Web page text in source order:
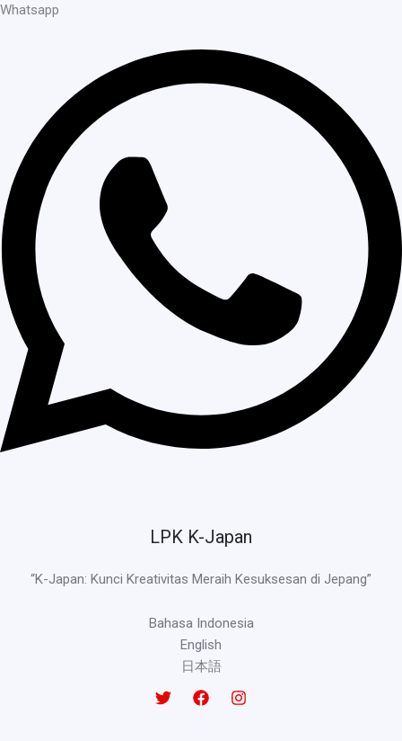
Whatsapp
LPK K-Japan
“K-Japan: Kunci Kreativitas Meraih Kesuksesan di Jepang”
Bahasa Indonesia
English
日本語